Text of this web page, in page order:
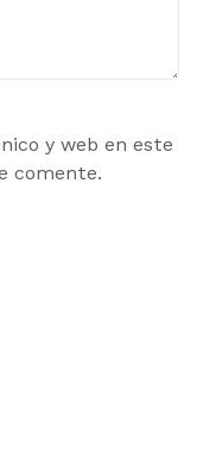
y web en este
comente.